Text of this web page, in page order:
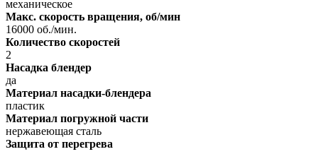
механическое
Макс. скорость вращения, об/мин
16000 об./мин.
Количество скоростей
2
Насадка блендер
да
Материал насадки-блендера
пластик
Материал погружной части
нержавеющая сталь
Защита от перегрева